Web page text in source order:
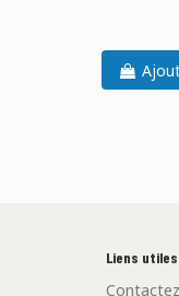
Liens utiles